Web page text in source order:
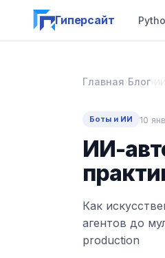
Гиперсайт
Главная›Блог›
Боты и ИИ 10
ИИ-
Как
агентов до
production